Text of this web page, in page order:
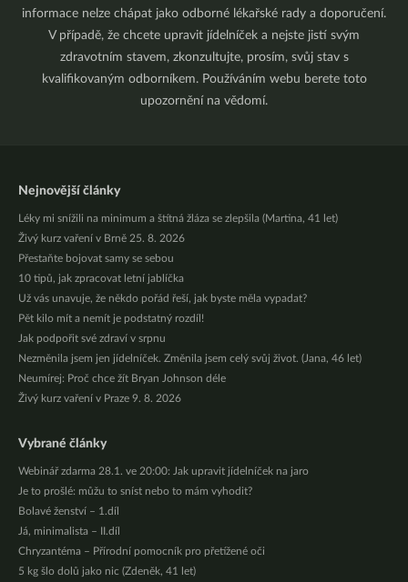
informace nelze chápat jako odborné lékařské rady a doporučení.
V případě, že chcete upravit jídelníček a nejste jistí svým
zdravotním stavem, zkonzultujte, prosím, svůj stav s
kvalifikovaným odborníkem. Používáním webu berete toto
upozornění na vědomí.
Nejnovější články
Léky mi snížili na minimum a štítná žláza se zlepšila (Martina, 41 let)
Živý kurz vaření v Brně 25. 8. 2026
Přestaňte bojovat samy se sebou
10 tipů, jak zpracovat letní jablíčka
Už vás unavuje, že někdo pořád řeší, jak byste měla vypadat?
Pět kilo mít a nemít je podstatný rozdíl!
Jak podpořit své zdraví v srpnu
Nezměnila jsem jen jídelníček. Změnila jsem celý svůj život. (Jana, 46 let)
Neumírej: Proč chce žít Bryan Johnson déle
Živý kurz vaření v Praze 9. 8. 2026
Vybrané články
Webinář zdarma 28.1. ve 20:00: Jak upravit jídelníček na jaro
Je to prošlé: můžu to sníst nebo to mám vyhodit?
Bolavé ženství – 1.díl
Já, minimalista – II.díl
Chryzantéma – Přírodní pomocník pro přetížené oči
5 kg šlo dolů jako nic (Zdeněk, 41 let)